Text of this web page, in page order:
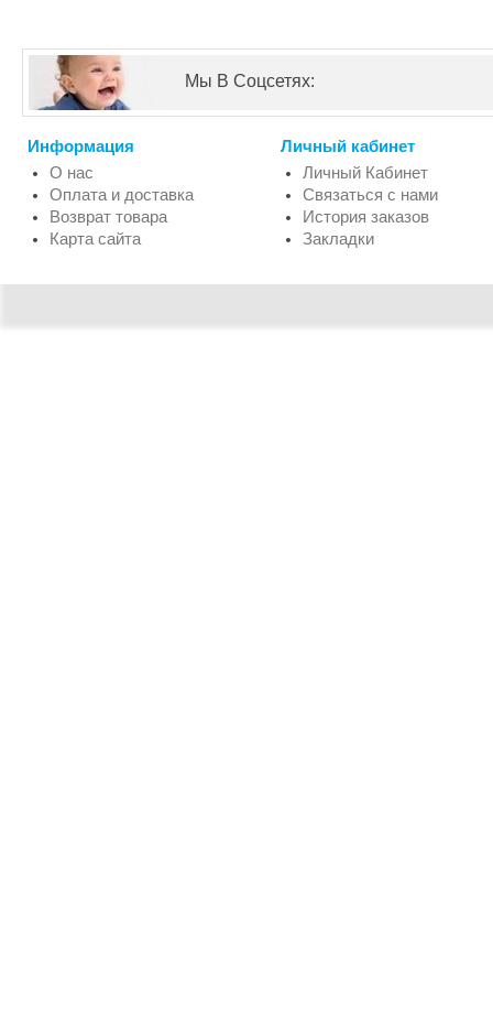
Мы В Соцсетях:
Информация
О нас
Оплата и доставка
Возврат товара
Карта сайта
Личный кабинет
Личный Кабинет
Связаться с нами
История заказов
Закладки